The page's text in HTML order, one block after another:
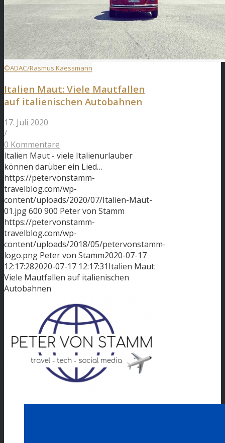
©ADAC/Rasmus Kaessmann
Italien Maut: Viele Mautfallen
auf italienischen Autobahnen
17. Juli 2020
/
0 Kommentare
Italien Maut - viele Italienurlauber
können darüber ein Lied…
https://petervonstamm-
travelblog.com/wp-
content/uploads/2020/07/Italien-Maut-
01.jpg600 900 Peter von Stamm
https://petervonstamm-
travelblog.com/wp-
content/uploads/2018/05/petervonstamm-
logo.png Peter von Stamm2020-07-17
12:17:282020-07-17 12:17:31Italien Maut:
Viele Mautfallen auf italienischen
Autobahnen